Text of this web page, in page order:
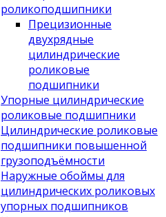
роликоподшипники
Прецизионные
двухрядные
цилиндрические
роликовые
подшипники
Упорные цилиндрические
роликовые подшипники
Цилиндрические роликовые
подшипники повышенной
грузоподъёмности
Наружные обоймы для
цилиндрических роликовых
упорных подшипников